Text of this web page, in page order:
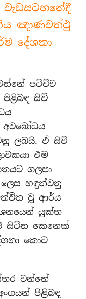
ඤාණවත්ථු
දේශනා
පටිච්ච
පිළිබඳ සිව්
ලබයි. ඒ සිව්
එම
ගලපා
හඳුන්වනු
වූ ආර්ය
යුක්ත
සිටින කෙනෙක්
කොට
වන්නේ
පිළිබඳ